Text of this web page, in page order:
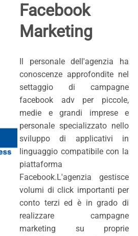
Facebook
Marketing
Il personale dell'agenzia ha
conoscenze approfondite nel
settaggio di campagne
facebook adv per piccole,
medie e grandi imprese e
personale specializzato nello
sviluppo di applicativi in
linguaggio compatibile con la
piattaforma
Facebook.L'agenzia gestisce
volumi di click importanti per
conto terzi ed è in grado di
realizzare campagne
marketing su proprie